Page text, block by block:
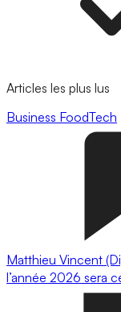
Articles les plus lus
Business FoodTech
Matthieu Vincent
l’année 2026 sera